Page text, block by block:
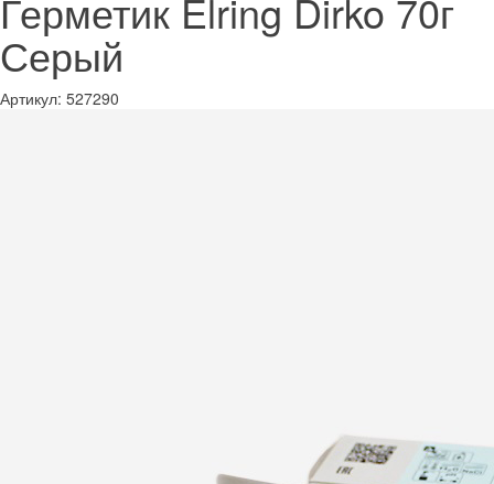
Герметик Elring Dirko 70г
Серый
Артикул: 527290